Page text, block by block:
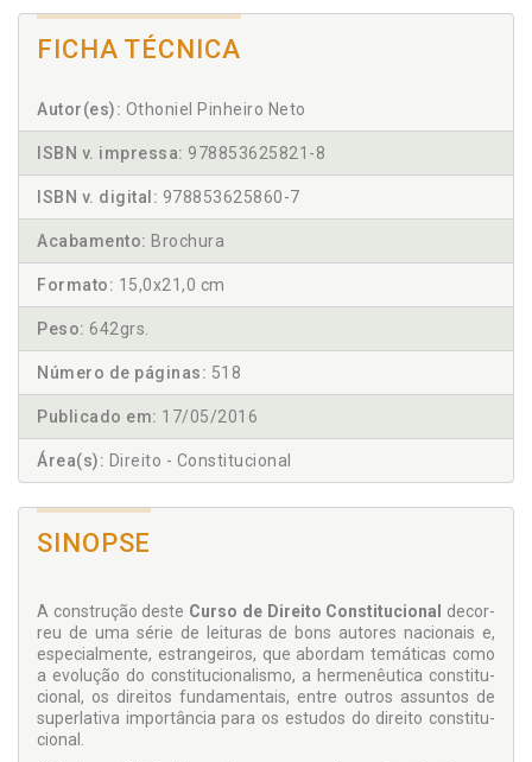
FICHA TÉCNICA
Autor(es): Othoniel Pinheiro Neto
ISBN v. impressa: 978853625821-8
ISBN v. digital: 978853625860-7
Acabamento: Brochura
Formato: 15,0x21,0 cm
Peso: 642grs.
Número de páginas: 518
Publicado em: 17/05/2016
Área(s): Direito - Constitucional
SINOPSE
A construção deste Curso de Direito Constitucional decor­
reu de uma série de leituras de bons autores nacionais e,
especialmente, estrangeiros, que abordam temáticas como
a evolução do constitucionalismo, a hermenêutica constitu­
cional, os direitos fundamentais, entre outros assuntos de
superlativa importância para os estudos do direito constitu­
cional.